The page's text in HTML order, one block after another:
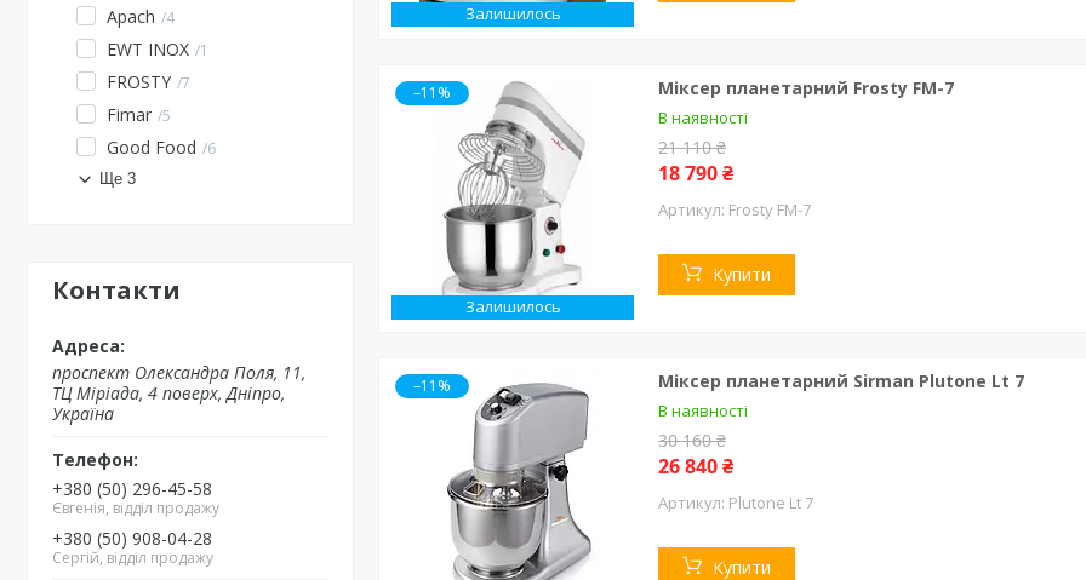
Apach
4
EWT INOX 1
FROSTY 7
Fimar 5
Good Food 6
Ще 3
Контакти
проспект Олександра Поля, 11,
ТЦ Міріада, 4 поверх, Дніпро,
Україна
+380 (50) 296-45-58
Євгенія, відділ продажу
+380 (50) 908-04-28
Сергій, відділ продажу
Залишилось
–11%
Залишилось
Міксер планетарний Frosty FM-7
В наявності
21 110 ₴
18 790 ₴
Frosty FM-7
Купити
–11% Міксер планетарний Sirman Plutone Lt 7
В наявності
30 160 ₴
26 840 ₴
Plutone Lt 7
Купити